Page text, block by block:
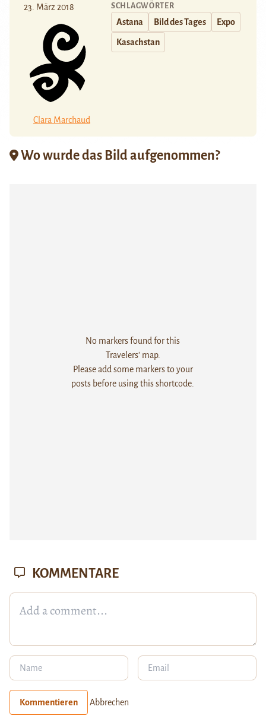
23. März 2018
Clara Marchaud
SCHLAGWÖRTER
Astana Bild des Tages Expo
Kasachstan
Wo wurde das Bild aufgenommen?
No markers found for this
Travelers' map.
Please add some markers to your
posts before using this shortcode.
KOMMENTARE
Kommentieren Abbrechen